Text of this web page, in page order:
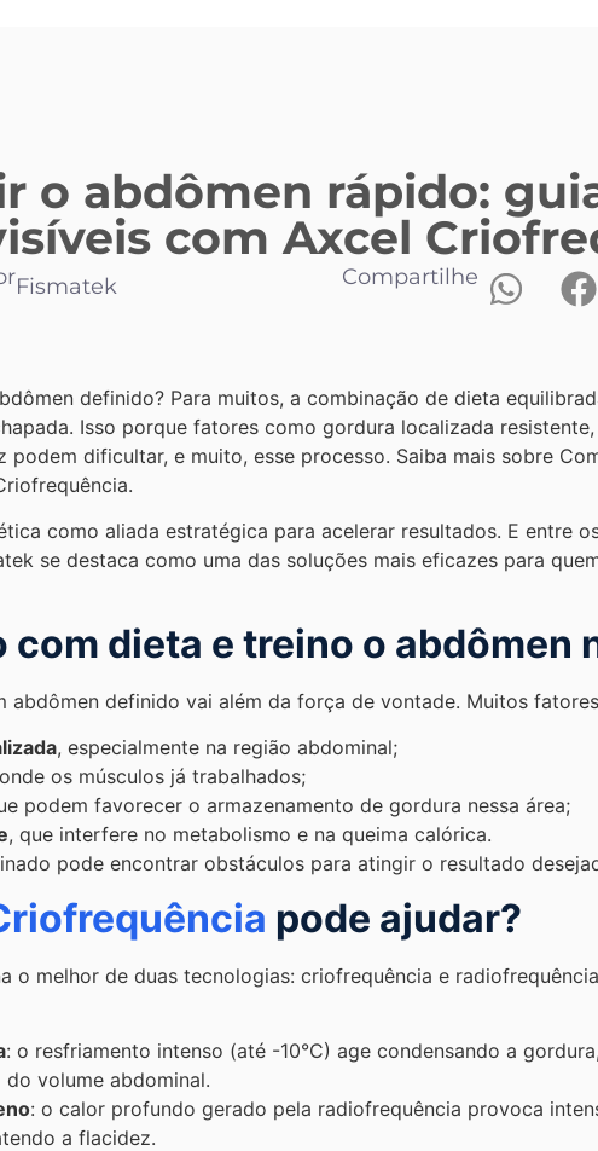
o abdômen rápido:
com Axcel
Fismatek Compartilhe
definido? Para muitos, a combinação de dieta
Isso porque fatores como gordura localizada
podem dificultar, e muito, esse processo. Saiba mais sobre
como aliada estratégica para acelerar resultados. E entre
se destaca como uma das soluções mais eficazes para
com dieta e treino o abdômen
abdômen definido vai além da força de vontade. Muitos
, especialmente na região abdominal;
os músculos já trabalhados;
podem favorecer o armazenamento de gordura nessa área;
, que interfere no metabolismo e na queima calórica.
pode encontrar obstáculos para atingir o resultado
pode ajudar?
o melhor de duas tecnologias: criofrequência e
: o resfriamento intenso (até -10°C) age condensando a
volume abdominal.
: o calor profundo gerado pela radiofrequência provoca
a flacidez.